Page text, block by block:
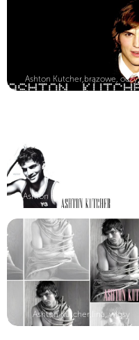
Ashton Kutcher,brązowe, oczy
Ashton Kutcher, koszulka, napis
Ashton Kutcher,lina, włosy